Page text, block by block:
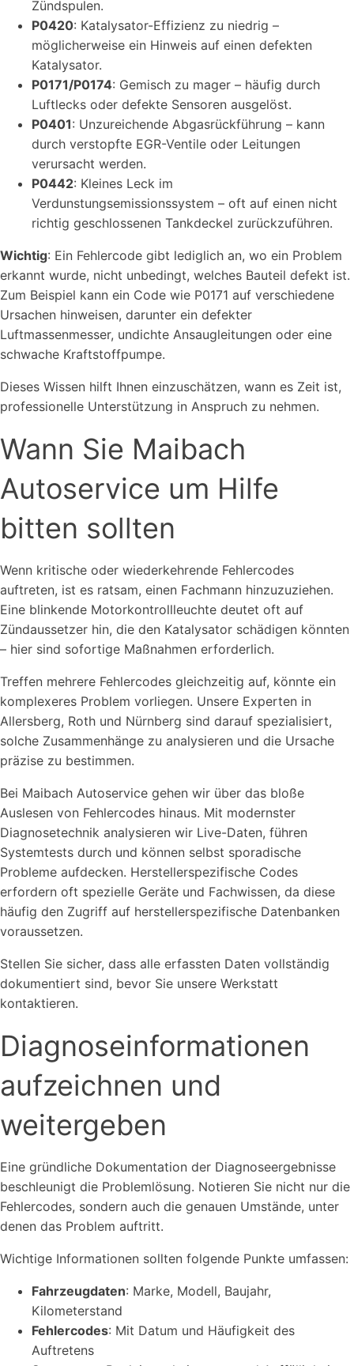
Zündspulen.
P0420: Katalysator-Effizienz zu niedrig –
möglicherweise ein Hinweis auf einen defekten
Katalysator.
P0171/P0174: Gemisch zu mager – häufig durch
Luftlecks oder defekte Sensoren ausgelöst.
P0401: Unzureichende Abgasrückführung – kann
durch verstopfte EGR-Ventile oder Leitungen
verursacht werden.
P0442: Kleines Leck im
Verdunstungsemissionssystem – oft auf einen nicht
richtig geschlossenen Tankdeckel zurückzuführen.
Wichtig: Ein Fehlercode gibt lediglich an, wo ein Problem
erkannt wurde, nicht unbedingt, welches Bauteil defekt ist.
Zum Beispiel kann ein Code wie P0171 auf verschiedene
Ursachen hinweisen, darunter ein defekter
Luftmassenmesser, undichte Ansaugleitungen oder eine
schwache Kraftstoffpumpe.
Dieses Wissen hilft Ihnen einzuschätzen, wann es Zeit ist,
professionelle Unterstützung in Anspruch zu nehmen.
Wann Sie Maibach
Autoservice um Hilfe
bitten sollten
Wenn kritische oder wiederkehrende Fehlercodes
auftreten, ist es ratsam, einen Fachmann hinzuzuziehen.
Eine blinkende Motorkontrollleuchte deutet oft auf
Zündaussetzer hin, die den Katalysator schädigen könnten
– hier sind sofortige Maßnahmen erforderlich.
Treffen mehrere Fehlercodes gleichzeitig auf, könnte ein
komplexeres Problem vorliegen. Unsere Experten in
Allersberg, Roth und Nürnberg sind darauf spezialisiert,
solche Zusammenhänge zu analysieren und die Ursache
präzise zu bestimmen.
Bei Maibach Autoservice gehen wir über das bloße
Auslesen von Fehlercodes hinaus. Mit modernster
Diagnosetechnik analysieren wir Live-Daten, führen
Systemtests durch und können selbst sporadische
Probleme aufdecken. Herstellerspezifische Codes
erfordern oft spezielle Geräte und Fachwissen, da diese
häufig den Zugriff auf herstellerspezifische Datenbanken
voraussetzen.
Stellen Sie sicher, dass alle erfassten Daten vollständig
dokumentiert sind, bevor Sie unsere Werkstatt
kontaktieren.
Diagnoseinformationen
aufzeichnen und
weitergeben
Eine gründliche Dokumentation der Diagnoseergebnisse
beschleunigt die Problemlösung. Notieren Sie nicht nur die
Fehlercodes, sondern auch die genauen Umstände, unter
denen das Problem auftritt.
Wichtige Informationen sollten folgende Punkte umfassen:
Fahrzeugdaten: Marke, Modell, Baujahr,
Kilometerstand
Fehlercodes: Mit Datum und Häufigkeit des
Auftretens